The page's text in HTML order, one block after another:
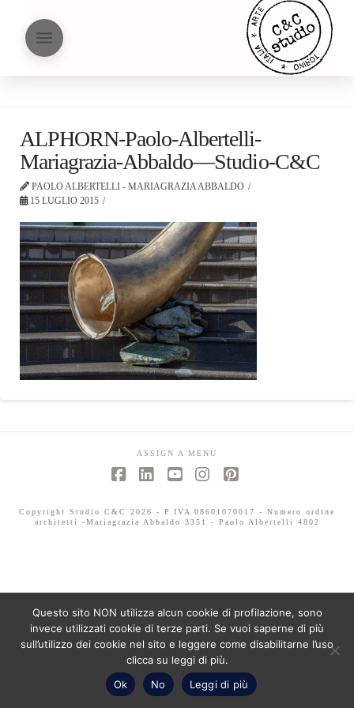
ALPHORN-Paolo-Albertelli-
Mariagrazia-Abbaldo—Studio-C&C
PAOLO ALBERTELLI - MARIAGRAZIA ABBALDO
15 LUGLIO 2015
ASSIGN A MENU
Copyright Studio C&C 2026 - P.IVA 08601070017 - Numero ordine
architetti -Mariagrazia Abbaldo 3351 - Paolo Albertelli 4802
Questo sito NON utilizza alcun cookie di profilazione, sono
invece utilizzati cookie di terze parti. Se vuoi saperne di più
sull’utilizzo dei cookie nel sito e leggere come disabilitarne l’uso
clicca su leggi di più.
Ok
No Leggi di più